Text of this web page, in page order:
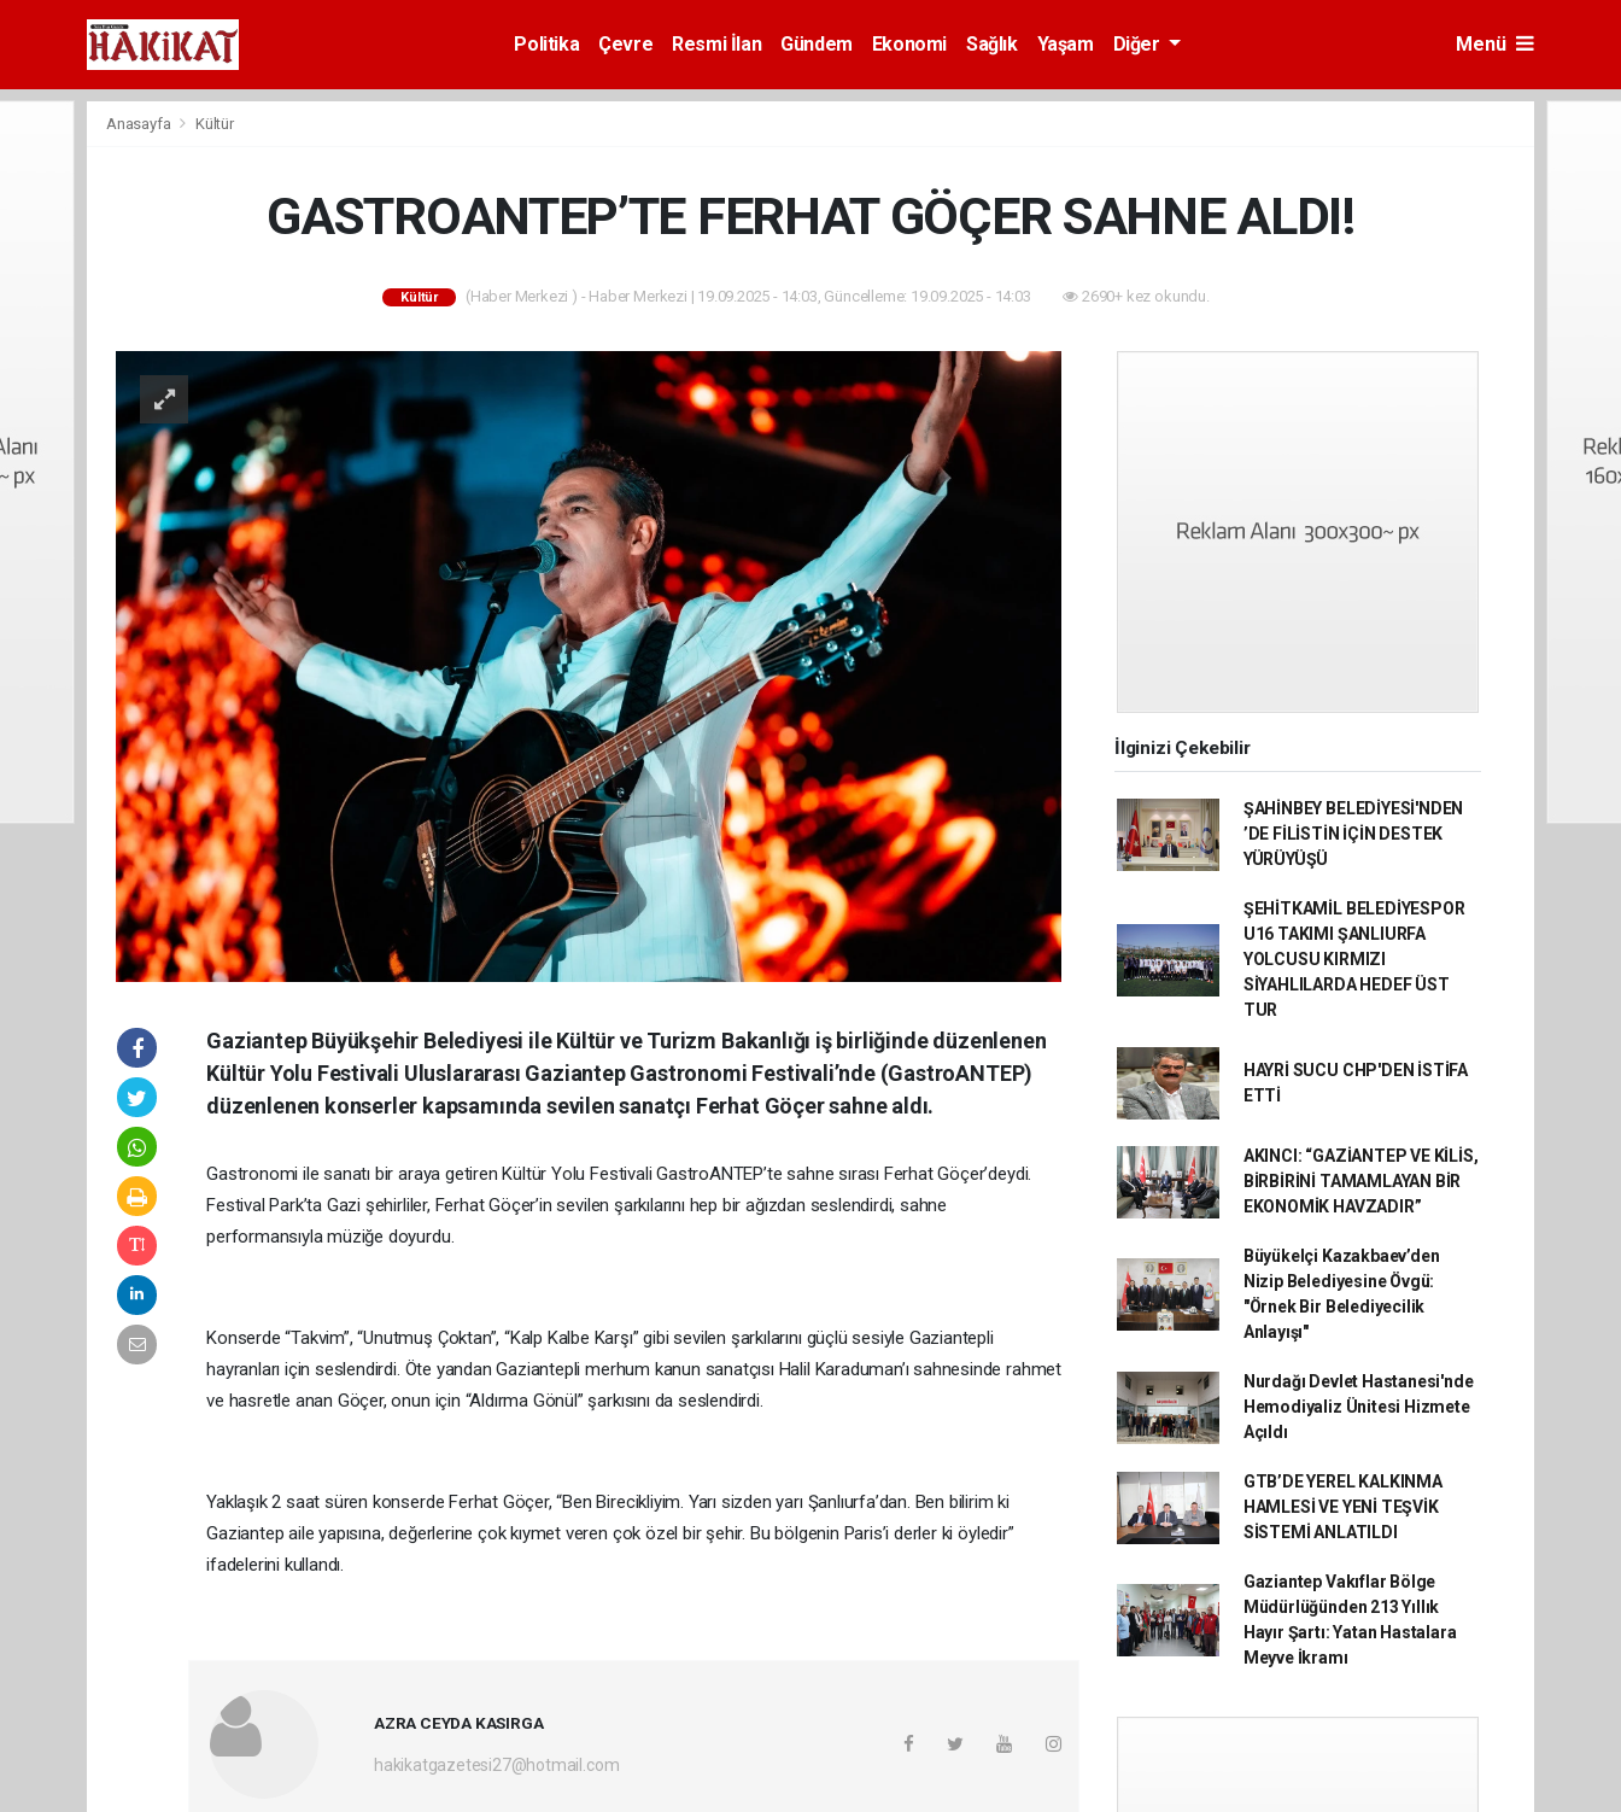
Politika Çevre Resmi İlan Gündem Ekonomi Sağlık Yaşam Diğer Menü
Anasayfa Kültür
GASTROANTEP’TE FERHAT GÖÇER SAHNE ALDI!
Kültür (Haber Merkezi ) - Haber Merkezi | 19.09.2025 - 14:03, Güncelleme: 19.09.2025 - 14:03 2690+ kez okundu.
Gaziantep Büyükşehir Belediyesi ile Kültür ve Turizm Bakanlığı iş birliğinde düzenlenen
Kültür Yolu Festivali Uluslararası Gaziantep Gastronomi Festivali’nde (GastroANTEP)
düzenlenen konserler kapsamında sevilen sanatçı Ferhat Göçer sahne aldı.
Gastronomi ile sanatı bir araya getiren Kültür Yolu Festivali GastroANTEP’te sahne sırası Ferhat Göçer’deydi.
Festival Park’ta Gazi şehirliler, Ferhat Göçer’in sevilen şarkılarını hep bir ağızdan seslendirdi, sahne
performansıyla müziğe doyurdu.
Konserde “Takvim”, “Unutmuş Çoktan”, “Kalp Kalbe Karşı” gibi sevilen şarkılarını güçlü sesiyle Gaziantepli
hayranları için seslendirdi. Öte yandan Gaziantepli merhum kanun sanatçısı Halil Karaduman’ı sahnesinde rahmet
ve hasretle anan Göçer, onun için “Aldırma Gönül” şarkısını da seslendirdi.
Yaklaşık 2 saat süren konserde Ferhat Göçer, “Ben Birecikliyim. Yarı sizden yarı Şanlıurfa’dan. Ben bilirim ki
Gaziantep aile yapısına, değerlerine çok kıymet veren çok özel bir şehir. Bu bölgenin Paris’i derler ki öyledir”
ifadelerini kullandı.
AZRA CEYDA KASIRGA
hakikatgazetesi27@hotmail.com
İlginizi Çekebilir
ŞAHİNBEY BELEDİYESİ'NDEN
’DE FİLİSTİN İÇİN DESTEK
YÜRÜYÜŞÜ
ŞEHİTKAMİL BELEDİYESPOR
U16 TAKIMI ŞANLIURFA
YOLCUSU KIRMIZI
SİYAHLILARDA HEDEF ÜST
TUR
HAYRİ SUCU CHP'DEN İSTİFA
ETTİ
AKINCI: “GAZİANTEP VE KİLİS,
BİRBİRİNİ TAMAMLAYAN BİR
EKONOMİK HAVZADIR”
Büyükelçi Kazakbaev’den
Nizip Belediyesine Övgü:
"Örnek Bir Belediyecilik
Anlayışı"
Nurdağı Devlet Hastanesi'nde
Hemodiyaliz Ünitesi Hizmete
Açıldı
GTB’DE YEREL KALKINMA
HAMLESİ VE YENİ TEŞVİK
SİSTEMİ ANLATILDI
Gaziantep Vakıflar Bölge
Müdürlüğünden 213 Yıllık
Hayır Şartı: Yatan Hastalara
Meyve İkramı